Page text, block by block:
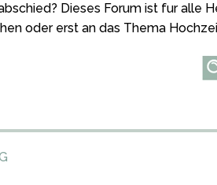
Dieses Forum ist fur alle
oder erst an das Thema